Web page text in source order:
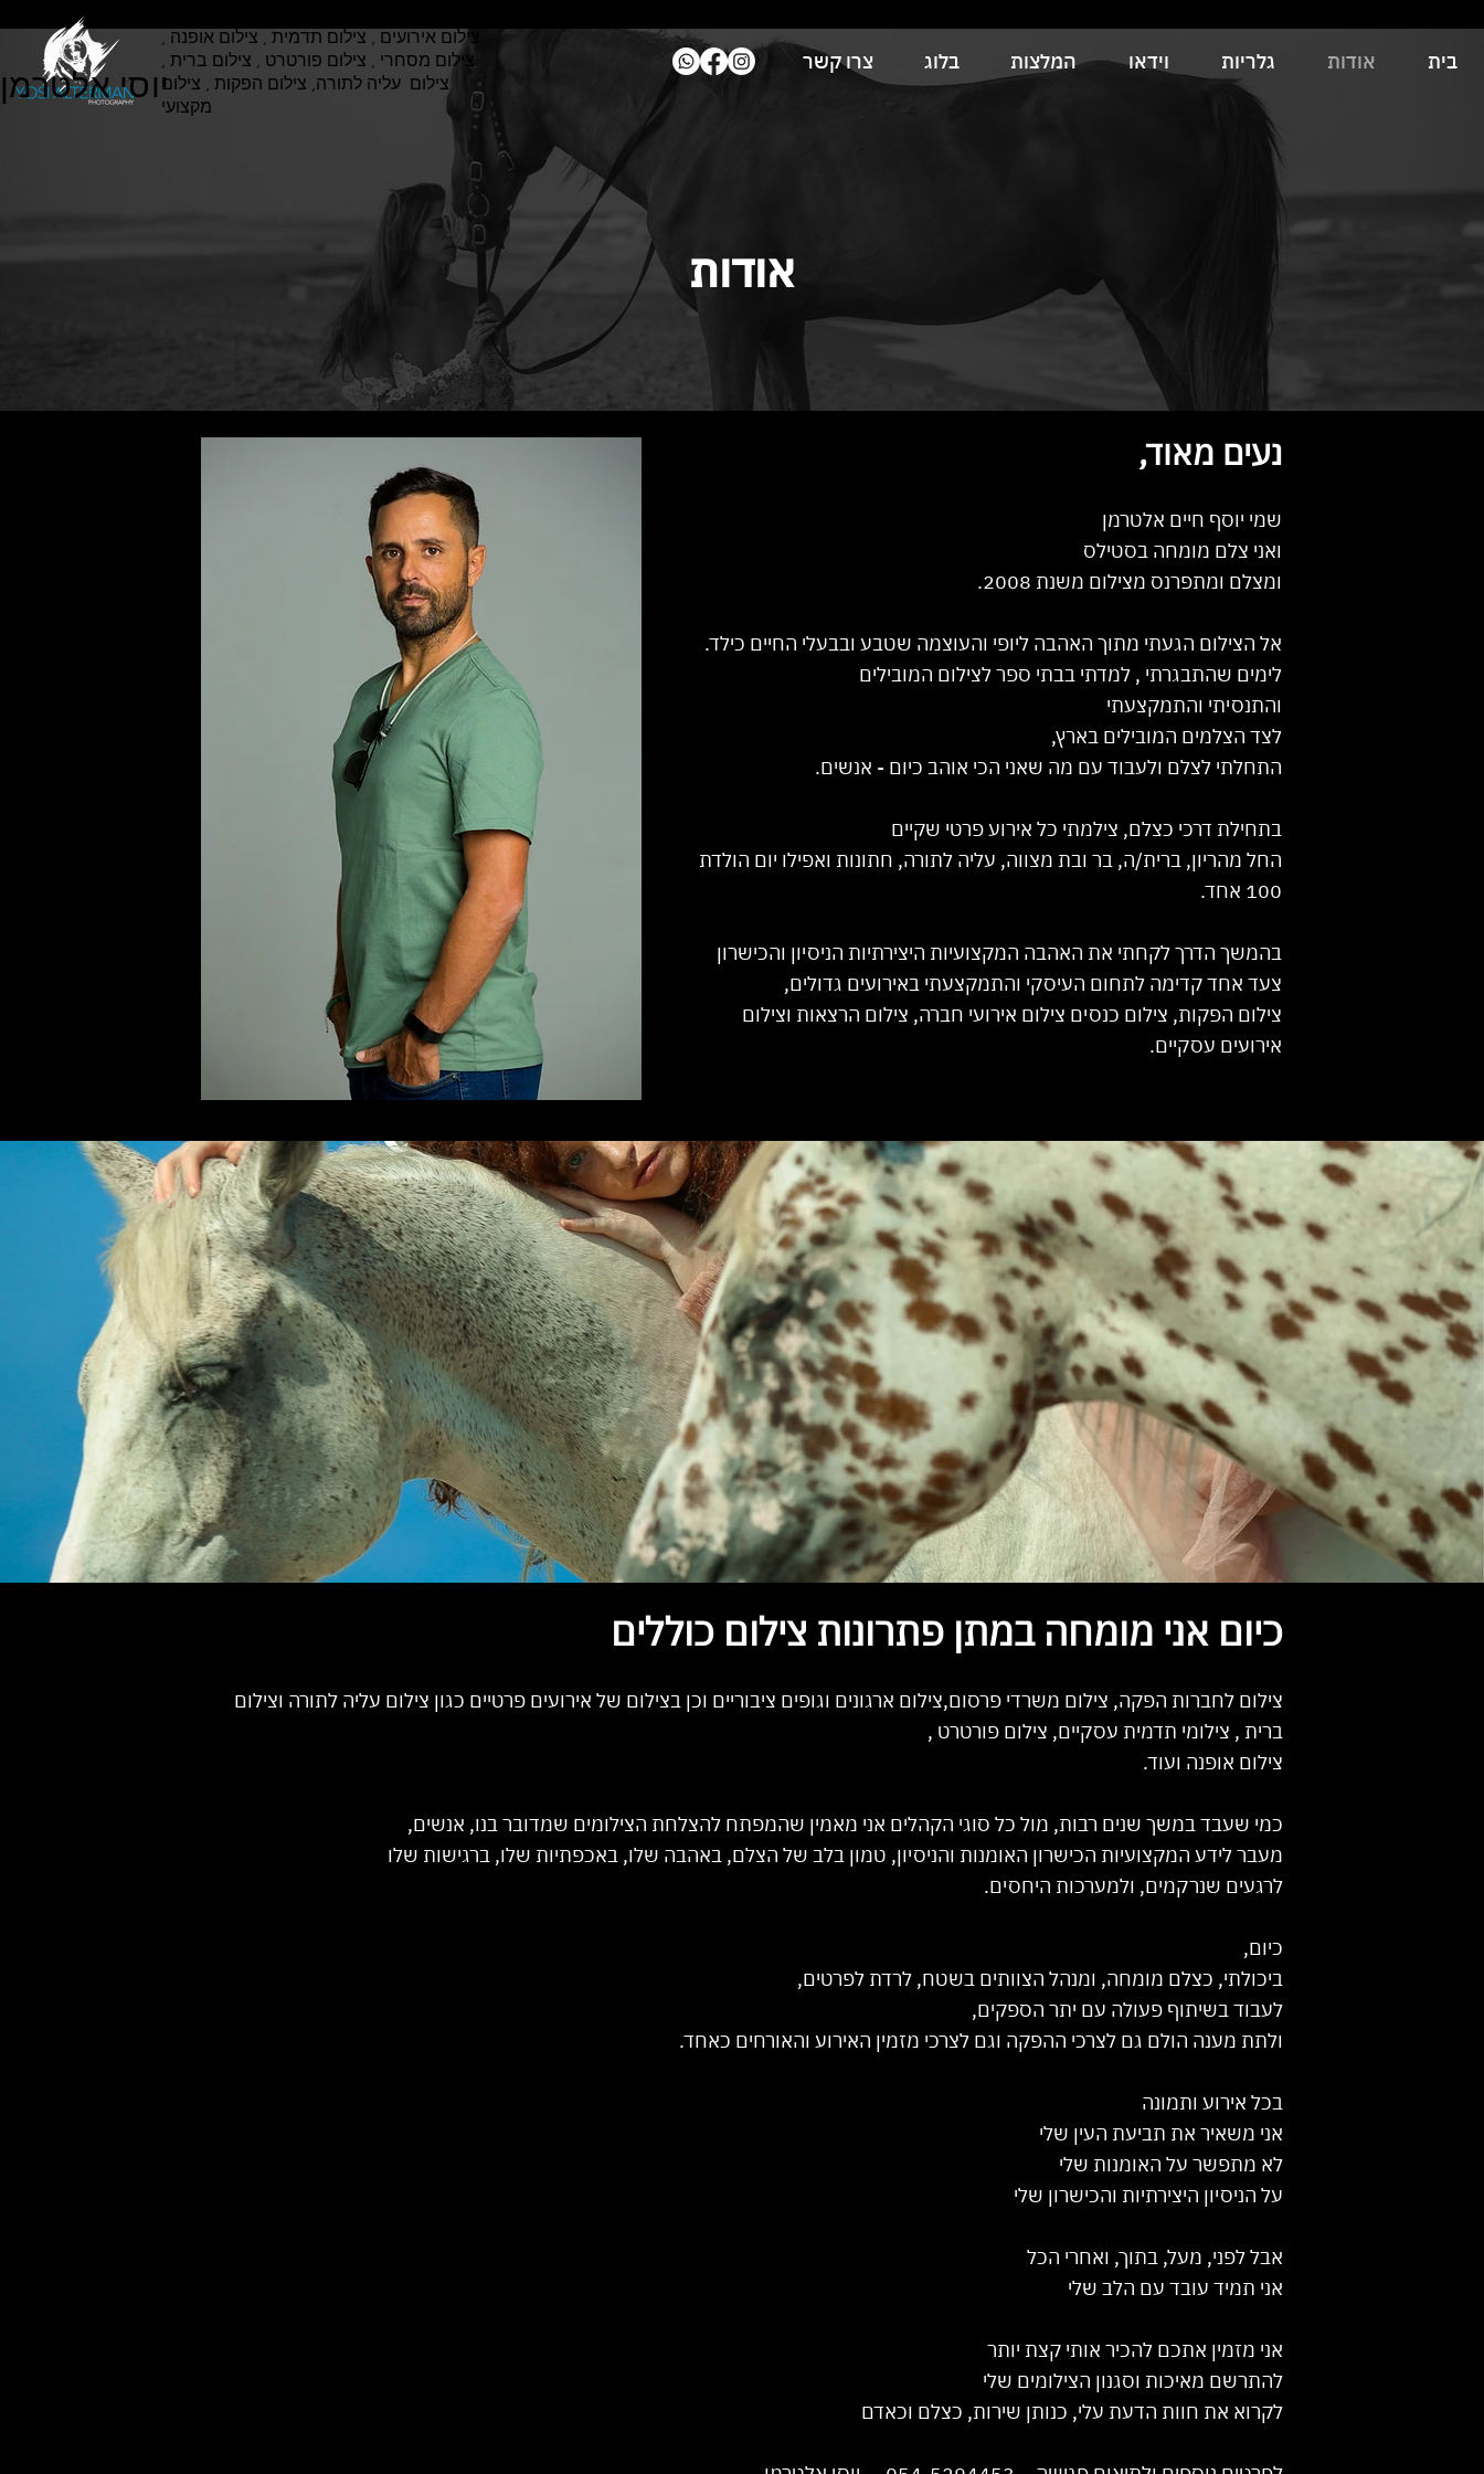
צילום אירועים , צילום תדמית , צילום אופנה ,
צילום מסחרי , צילום פורטרט , צילום ברית ,
צילום עליה לתורה, צילום הפקות , צילום
יוסי אלטרמן
בית אודות גלריות וידאו המלצות בלוג צרו קשר
אודות
נעים מאוד,
שמי יוסף חיים אלטרמן
ואני צלם מומחה בסטילס
ומצלם ומתפרנס מצילום משנת 2008.
אל הצילום הגעתי מתוך האהבה ליופי והעוצמה שטבע ובבעלי החיים כילד.
לימים שהתבגרתי , למדתי בבתי ספר לצילום המובילים
והתנסיתי והתמקצעתי
לצד הצלמים המובילים בארץ,
התחלתי לצלם ולעבוד עם מה שאני הכי אוהב כיום - אנשים.
בתחילת דרכי כצלם, צילמתי כל אירוע פרטי שקיים
החל מהריון, ברית/ה, בר ובת מצווה, עליה לתורה, חתונות ואפילו יום הולדת
100 אחד.
בהמשך הדרך לקחתי את האהבה המקצועיות היצירתיות הניסיון והכישרון
צעד אחד קדימה לתחום העיסקי והתמקצעתי באירועים גדולים,
צילום הפקות, צילום כנסים צילום אירועי חברה, צילום הרצאות וצילום
אירועים עסקיים.
כיום אני מומחה במתן פתרונות צילום כוללים
צילום לחברות הפקה, צילום משרדי פרסום,צילום ארגונים וגופים ציבוריים וכן בצילום של אירועים פרטיים כגון צילום עליה לתורה וצילום
ברית , צילומי תדמית עסקיים, צילום פורטרט ,
צילום אופנה ועוד.
כמי שעבד במשך שנים רבות, מול כל סוגי הקהלים אני מאמין שהמפתח להצלחת הצילומים שמדובר בנו, אנשים,
מעבר לידע המקצועיות הכישרון האומנות והניסיון, טמון בלב של הצלם, באהבה שלו, באכפתיות שלו, ברגישות שלו
לרגעים שנרקמים, ולמערכות היחסים.
כיום,
ביכולתי, כצלם מומחה, ומנהל הצוותים בשטח, לרדת לפרטים,
לעבוד בשיתוף פעולה עם יתר הספקים,
ולתת מענה הולם גם לצרכי ההפקה וגם לצרכי מזמין האירוע והאורחים כאחד.
בכל אירוע ותמונה
אני משאיר את תביעת העין שלי
לא מתפשר על האומנות שלי
על הניסיון היצירתיות והכישרון שלי
אבל לפני, מעל, בתוך, ואחרי הכל
אני תמיד עובד עם הלב שלי
אני מזמין אתכם להכיר אותי קצת יותר
להתרשם מאיכות וסגנון הצילומים שלי
לקרוא את חוות הדעת עלי, כנותן שירות, כצלם וכאדם